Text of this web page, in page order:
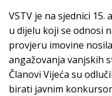
VSTV je na sjednici
u dijelu koji se odnosi
provjeru imovine
angažovanja vanjskih
Članovi Vijeća su
birati javnim